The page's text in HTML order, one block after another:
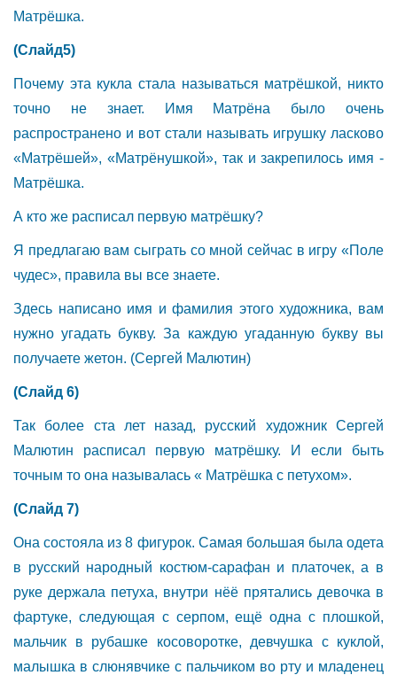
Матрёшка.
(Слайд5)
Почему эта кукла стала называться матрёшкой, никто
точно не знает. Имя Матрёна было очень
распространено и вот стали называть игрушку ласково
«Матрёшей», «Матрёнушкой», так и закрепилось имя -
Матрёшка.
А кто же расписал первую матрёшку?
Я предлагаю вам сыграть со мной сейчас в игру «Поле
чудес», правила вы все знаете.
Здесь написано имя и фамилия этого художника, вам
нужно угадать букву. За каждую угаданную букву вы
получаете жетон. (Сергей Малютин)
(Слайд 6)
Так более ста лет назад, русский художник Сергей
Малютин расписал первую матрёшку. И если быть
точным то она называлась « Матрёшка с петухом».
(Слайд 7)
Она состояла из 8 фигурок. Самая большая была одета
в русский народный костюм-сарафан и платочек, а в
руке держала петуха, внутри нёё прятались девочка в
фартуке, следующая с серпом, ещё одна с плошкой,
мальчик в рубашке косоворотке, девчушка с куклой,
малышка в слюнявчике с пальчиком во рту и младенец